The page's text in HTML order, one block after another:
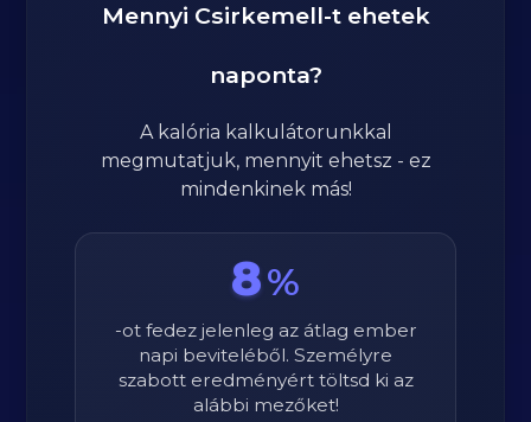
Mennyi Csirkemell-t ehetek
naponta?
A kalória kalkulátorunkkal
megmutatjuk, mennyit ehetsz - ez
mindenkinek más!
8%
-ot fedez jelenleg az átlag ember
napi beviteléből. Személyre
szabott eredményért töltsd ki az
alábbi mezőket!